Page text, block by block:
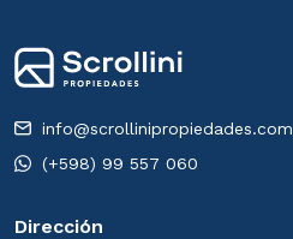
info@scrollinipropiedades.com
(+598) 99 557 060
Dirección